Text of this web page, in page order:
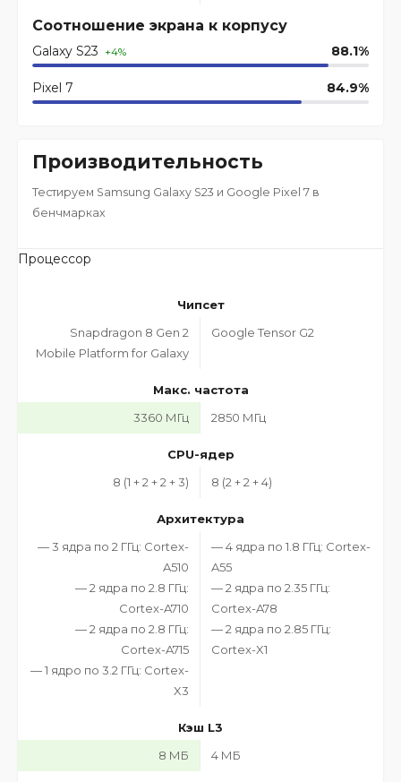
Соотношение экрана к корпусу
Galaxy S23 +4% 88.1%
Pixel 7 84.9%
Производительность
Тестируем Samsung Galaxy S23 и Google Pixel 7 в
бенчмарках
Процессор
Чипсет
Snapdragon 8 Gen 2
Mobile Platform for Galaxy
Google Tensor G2
Макс. частота
3360 МГц
2850 МГц
CPU-ядер
8 (1 + 2 + 2 + 3)
8 (2 + 2 + 4)
Архитектура
— 3 ядра по 2 ГГц: Cortex-
A510
— 2 ядра по 2.8 ГГц:
Cortex-A710
— 2 ядра по 2.8 ГГц:
Cortex-A715
— 1 ядро по 3.2 ГГц: Cortex-
X3
— 4 ядра по 1.8 ГГц: Cortex-
A55
— 2 ядра по 2.35 ГГц:
Cortex-A78
— 2 ядра по 2.85 ГГц:
Cortex-X1
Кэш L3
8 МБ
4 МБ